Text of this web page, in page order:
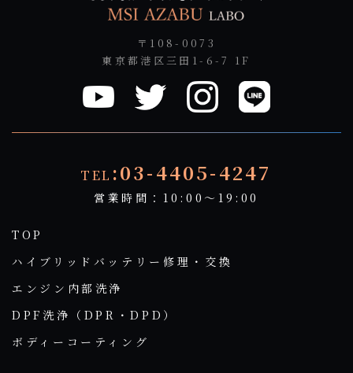
〒108-0073
東京都港区三田1-6-7 1F
TEL :03-4405-4247
営業時間：10:00～19:00
TOP
ハイブリッドバッテリー修理・交換
エンジン内部洗浄
DPF洗浄（DPR・DPD）
ボディーコーティング